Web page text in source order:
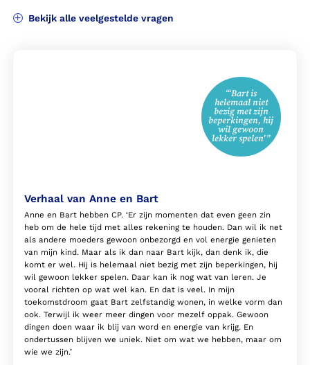
Bekijk alle veelgestelde vragen
“‘Bart is
helemaal niet
bezig met zijn
beperkingen, hij
wil gewoon
lekker spelen'”
Verhaal van Anne en Bart
Anne en Bart hebben CP. ‘Er zijn momenten dat even geen zin
heb om de hele tijd met alles rekening te houden. Dan wil ik net
als andere moeders gewoon onbezorgd en vol energie genieten
van mijn kind. Maar als ik dan naar Bart kijk, dan denk ik, die
komt er wel. Hij is helemaal niet bezig met zijn beperkingen, hij
wil gewoon lekker spelen. Daar kan ik nog wat van leren. Je
vooral richten op wat wel kan. En dat is veel. In mijn
toekomstdroom gaat Bart zelfstandig wonen, in welke vorm dan
ook. Terwijl ik weer meer dingen voor mezelf oppak. Gewoon
dingen doen waar ik blij van word en energie van krijg. En
ondertussen blijven we uniek. Niet om wat we hebben, maar om
wie we zijn.’